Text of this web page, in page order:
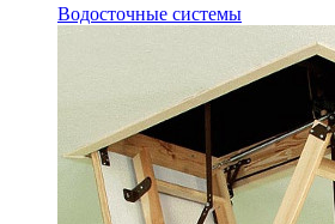
Водосточные системы